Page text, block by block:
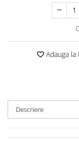
Colier / Pandantiv
Brățară de gleznă
Colier / Pandantiv
Cercei
Adauga la
Descriere